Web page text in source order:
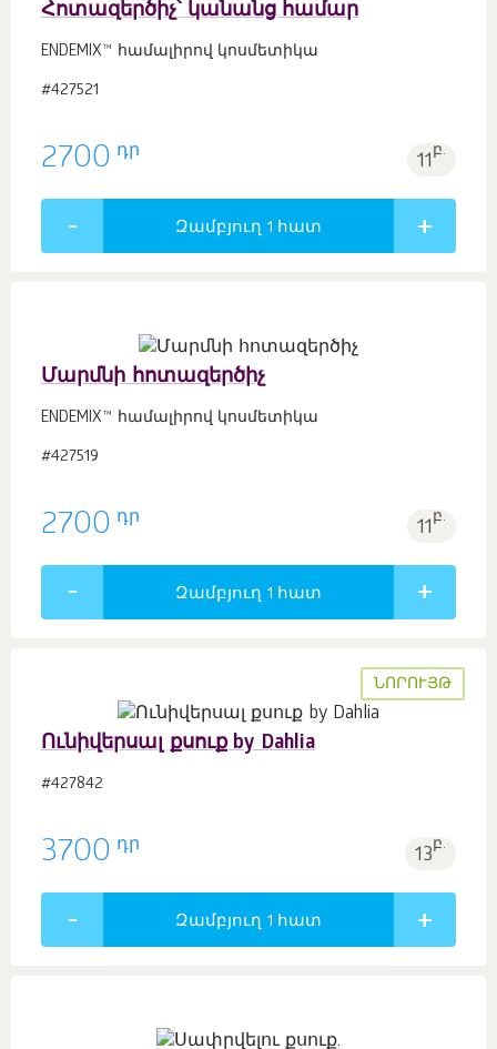
Հոտազերծիչ՝ կանանց համար
ENDEMIX™ համալիրով կոսմետիկա
#427521
2700 դր 11բ.
Զամբյուղ 1 հատ
Մարմնի հոտազերծիչ
ENDEMIX™ համալիրով կոսմետիկա
#427519
2700 դր 11բ.
Զամբյուղ 1 հատ
ՆՈՐՈՒՅԹ
Ունիվերսալ քսուք by Dahlia
#427842
3700 դր 13բ.
Զամբյուղ 1 հատ